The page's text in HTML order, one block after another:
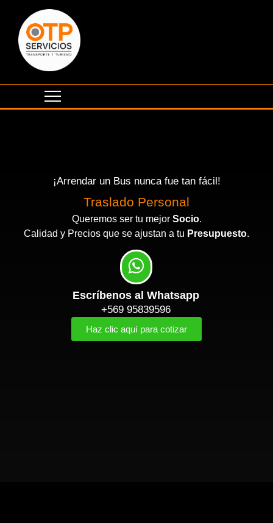
¡Arrendar un Bus nunca fue tan fácil!
Traslado Personal
Queremos ser tu mejor Socio.
Calidad y Precios que se ajustan a tu Presupuesto.
Escríbenos al Whatsapp
+569 95839596
Haz clic aquí para cotizar